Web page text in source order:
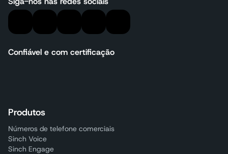
Confiável e com certificação
Produtos
Números de telefone comerciais
Sinch Voice
Sinch Engage